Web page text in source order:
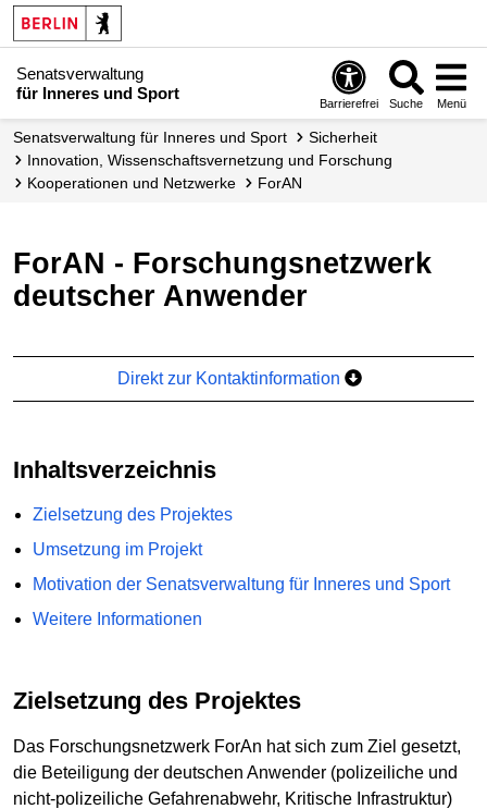
Senatsverwaltung
für Inneres und Sport
Barrierefrei Suche Menü
Senatsverwaltung für Inneres und Sport
Sicherheit
Innovation, Wissenschafts­vernetzung und Forschung
Kooperationen und Netzwerke
ForAN
ForAN - Forschungsnetzwerk
deutscher Anwender
Direkt zur Kontaktinformation
Inhaltsverzeichnis
Zielsetzung des Projektes
Umsetzung im Projekt
Motivation der Senatsverwaltung für Inneres und Sport
Weitere Informationen
Zielsetzung des Projektes
Das Forschungsnetzwerk ForAn hat sich zum Ziel gesetzt,
die Beteiligung der deutschen Anwender (polizeiliche und
nicht-polizeiliche Gefahrenabwehr, Kritische Infrastruktur)